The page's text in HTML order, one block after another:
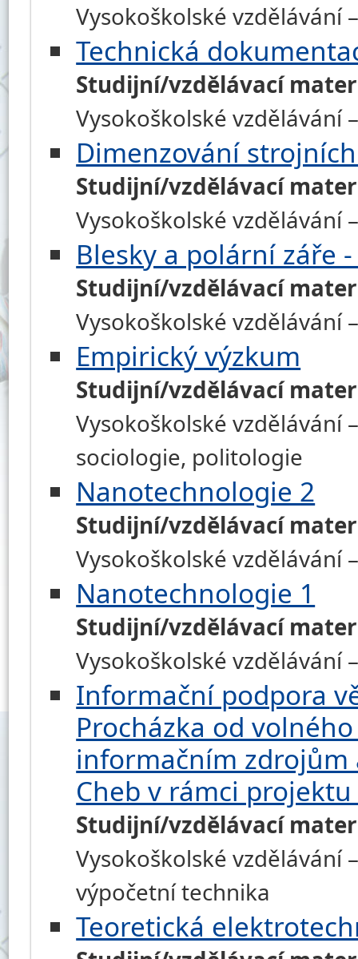
Vysokoškolské vzdělávání
Technická
Studijní/vzdělávací
Vysokoškolské vzdělávání
Dimenzování
Studijní/vzdělávací
Vysokoškolské vzdělávání
Blesky a polární záře
Studijní/vzdělávací
Vysokoškolské vzdělávání
Empirický výzkum
Studijní/vzdělávací
Vysokoškolské vzdělávání
sociologie, politologie
Nanotechnologie 2
Studijní/vzdělávací
Vysokoškolské vzdělávání
Nanotechnologie 1
Studijní/vzdělávací
Vysokoškolské vzdělávání
Informační podpora
Procházka od
informačním zdrojům
Cheb v rámci projektu
Studijní/vzdělávací
Vysokoškolské
výpočetní technika
Teoretická